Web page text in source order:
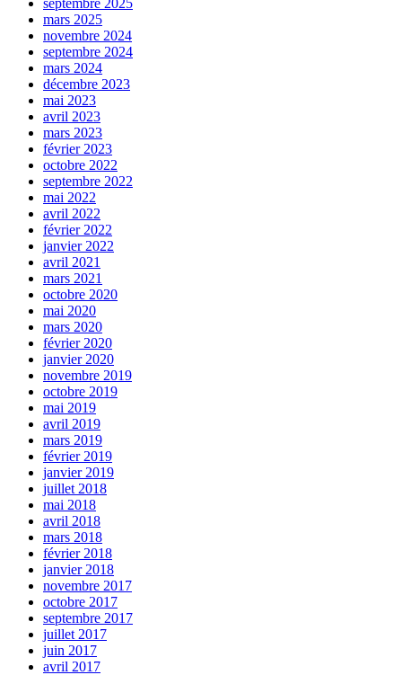
mars 2025
novembre 2024
septembre 2024
mars 2024
décembre 2023
mai 2023
avril 2023
mars 2023
février 2023
octobre 2022
septembre 2022
mai 2022
avril 2022
février 2022
janvier 2022
avril 2021
mars 2021
octobre 2020
mai 2020
mars 2020
février 2020
janvier 2020
novembre 2019
octobre 2019
mai 2019
avril 2019
mars 2019
février 2019
janvier 2019
juillet 2018
mai 2018
avril 2018
mars 2018
février 2018
janvier 2018
novembre 2017
octobre 2017
septembre 2017
juillet 2017
juin 2017
avril 2017